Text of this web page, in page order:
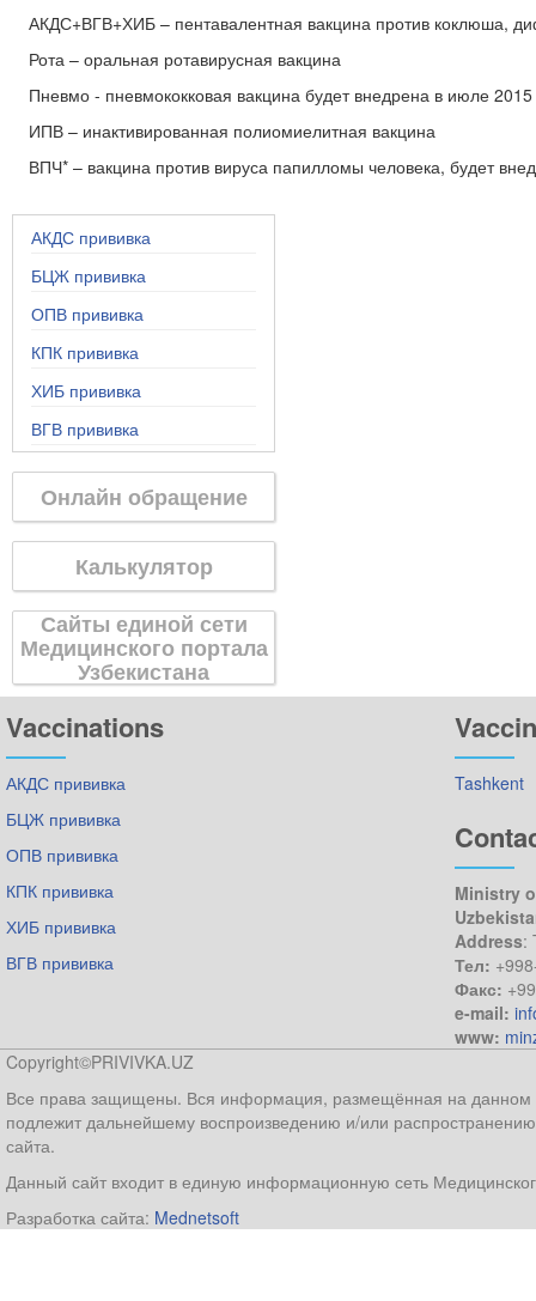
АКДС+ВГВ+ХИБ – пентавалентная вакцина против коклюша,
Рота – оральная ротавирусная вакцина
Пневмо - пневмококковая вакцина будет внедрена в июле 2015
ИПВ – инактивированная полиомиелитная вакцина
ВПЧ* – вакцина против вируса папилломы человека, будет
АКДС прививка
БЦЖ прививка
ОПВ прививка
КПК прививка
ХИБ прививка
ВГВ прививка
Онлайн обращение
Калькулятор
Сайты единой сети
Медицинского портала
Узбекистана
Vaccinations
АКДС прививка
БЦЖ прививка
ОПВ прививка
КПК прививка
ХИБ прививка
ВГВ прививка
Tashkent
Ministry
Address:
Тел:
Факс:
e-mail:
www:
Copyright©PRIVIVKA.UZ
Все права защищены. Вся информация, размещённая на данном
подлежит дальнейшему воспроизведению и/или
сайта.
Данный сайт входит в единую информационную сеть
Разработка сайта: Mednetsoft